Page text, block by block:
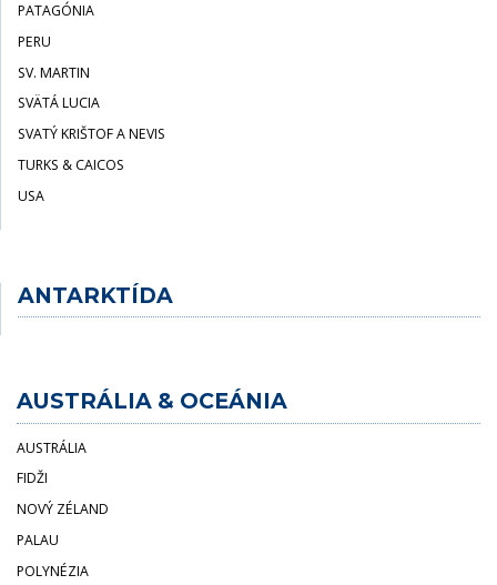
PATAGÓNIA
PERU
SV. MARTIN
SVÄTÁ LUCIA
SVATÝ KRIŠTOF A NEVIS
TURKS & CAICOS
USA
ANTARKTÍDA
AUSTRÁLIA & OCEÁNIA
AUSTRÁLIA
FIDŽI
NOVÝ ZÉLAND
PALAU
POLYNÉZIA